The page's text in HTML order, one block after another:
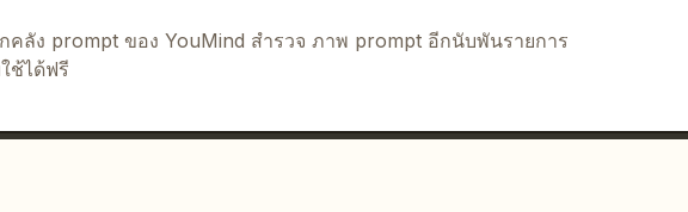
ลัง prompt ของ YouMind สำรวจ ภาพ prompt อีกนับพันรายการ
ช้ได้ฟรี